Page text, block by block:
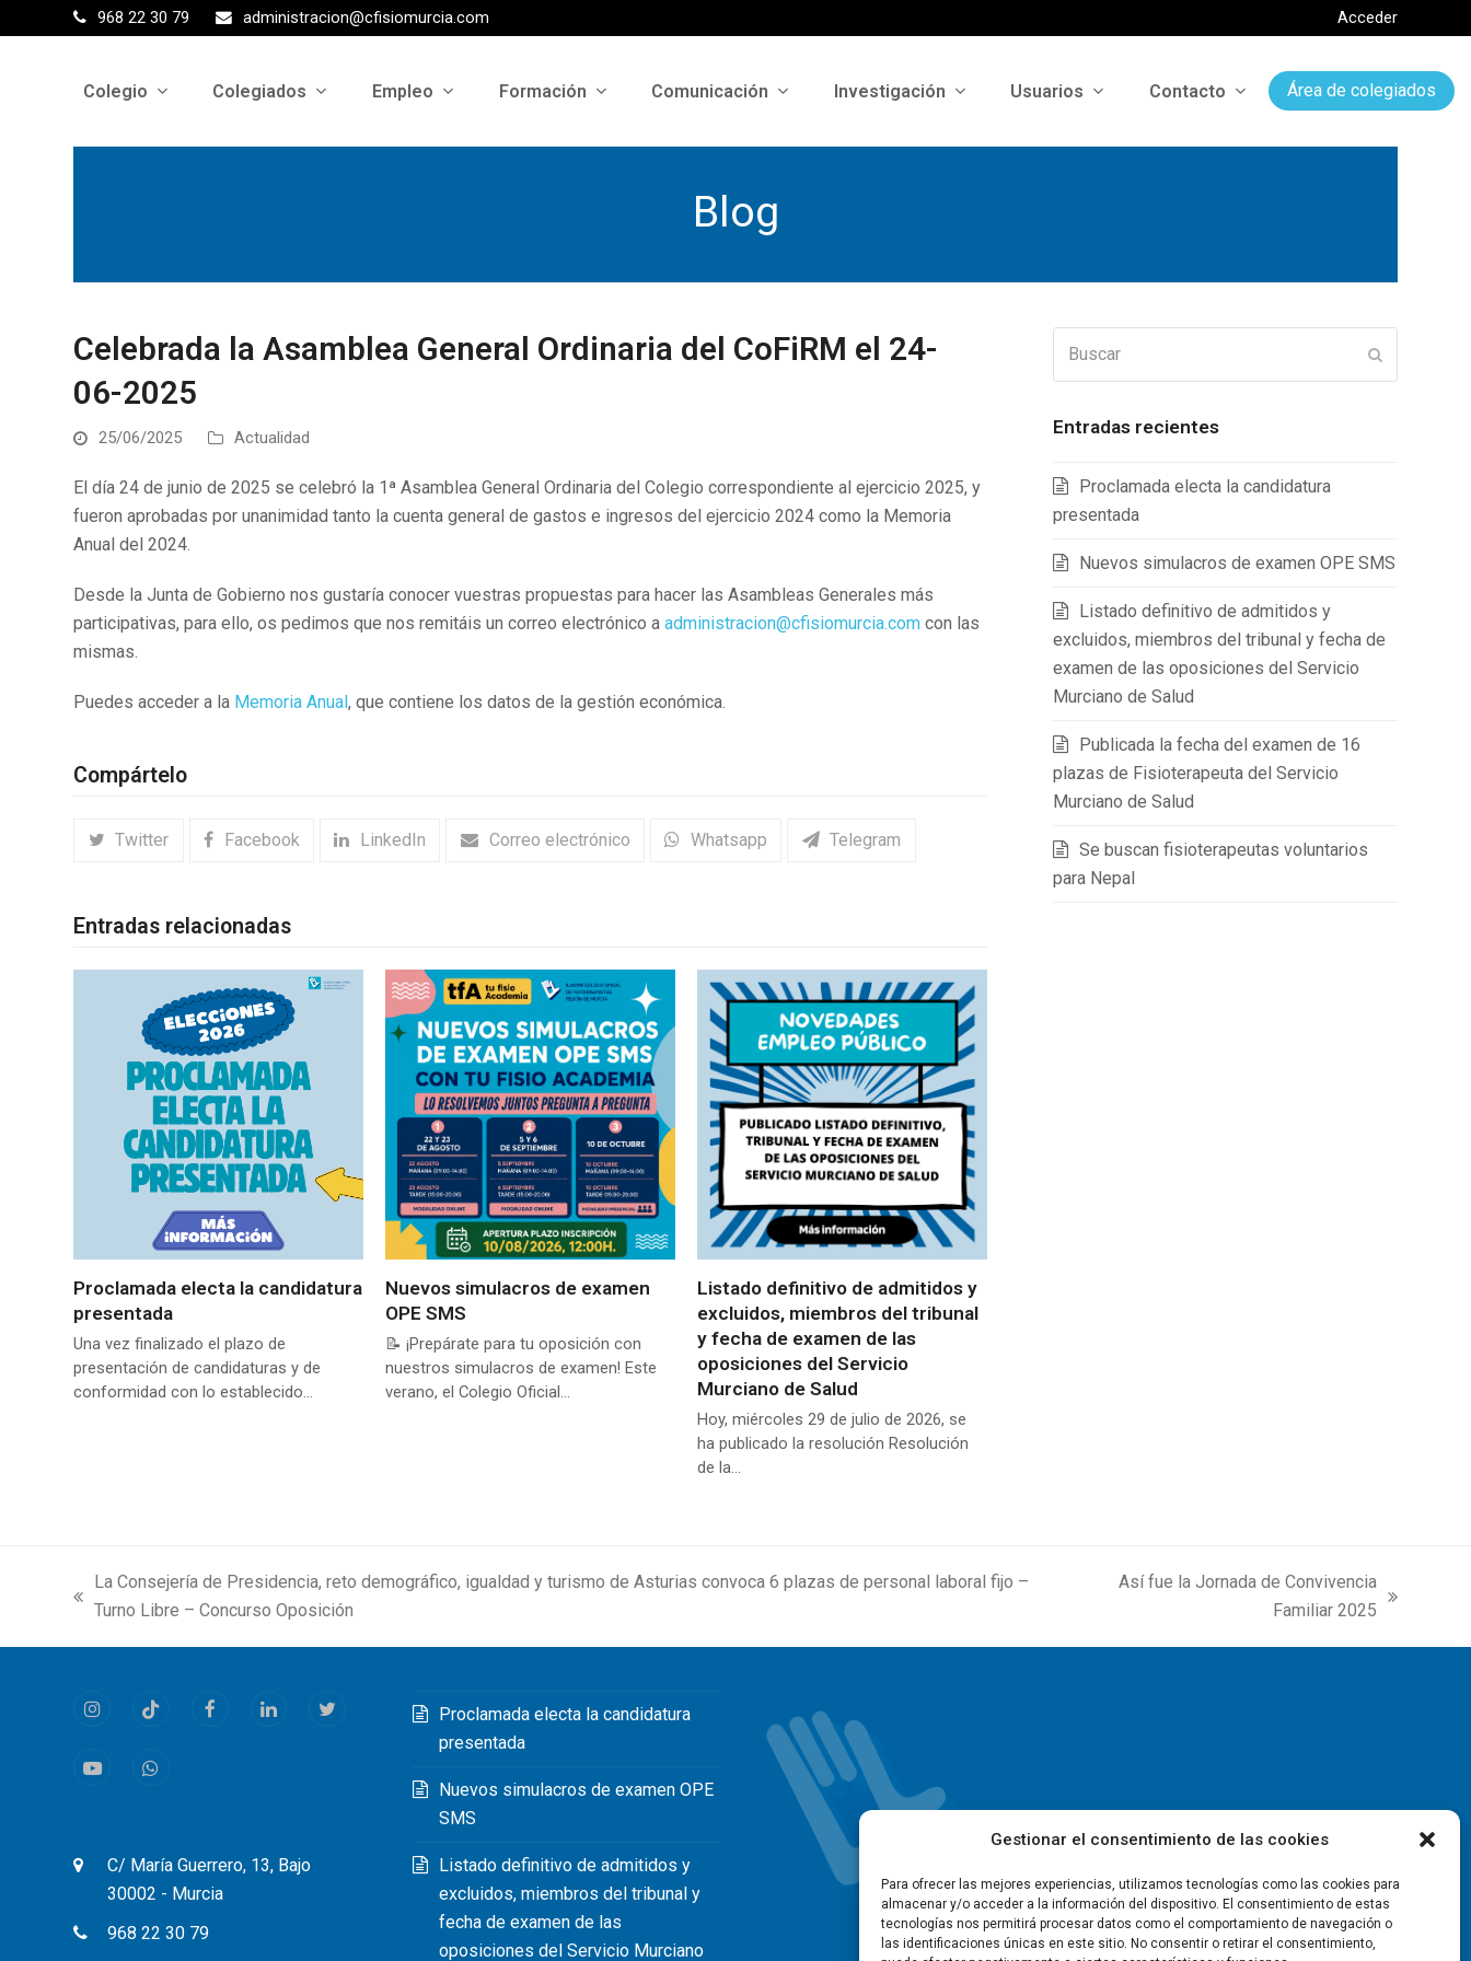
Gestionar el consentimiento de las cookies
Para ofrecer las mejores experiencias, utilizamos tecnologías como las cookies para
almacenar y/o acceder a la información del dispositivo. El consentimiento de estas
tecnologías nos permitirá procesar datos como el comportamiento de navegación o
las identificaciones únicas en este sitio. No consentir o retirar el consentimiento,
968 22 30 79 administracion@cfisiomurcia.com Acceder
Colegio Colegiados Empleo Formación Comunicación Investigación Usuarios Contacto Área de colegiados
Blog
Celebrada la Asamblea General Ordinaria del CoFiRM el 24-
06-2025
25/06/2025 Actualidad
El día 24 de junio de 2025 se celebró la 1ª Asamblea General Ordinaria del Colegio correspondiente al ejercicio 2025, y
fueron aprobadas por unanimidad tanto la cuenta general de gastos e ingresos del ejercicio 2024 como la Memoria
Anual del 2024.
Desde la Junta de Gobierno nos gustaría conocer vuestras propuestas para hacer las Asambleas Generales más
participativas, para ello, os pedimos que nos remitáis un correo electrónico aadministracion@cfisiomurcia.com con las
mismas.
Puedes acceder a la Memoria Anual, que contiene los datos de la gestión económica.
Compártelo
Twitter Facebook LinkedIn Correo electrónico Whatsapp Telegram
Entradas relacionadas
Proclamada electa la candidatura
presentada
Una vez finalizado el plazo de
presentación de candidaturas y de
conformidad con lo establecido…
Nuevos simulacros de examen
OPE SMS
📝 ¡Prepárate para tu oposición con
nuestros simulacros de examen! Este
verano, el Colegio Oficial…
Listado definitivo de admitidos y
excluidos, miembros del tribunal
y fecha de examen de las
oposiciones del Servicio
Murciano de Salud
Hoy, miércoles 29 de julio de 2026, se
ha publicado la resolución Resolución
de la…
Entradas recientes
Proclamada electa la candidatura
presentada
Nuevos simulacros de examen OPE SMS
Listado definitivo de admitidos y
excluidos, miembros del tribunal y fecha de
examen de las oposiciones del Servicio
Murciano de Salud
Publicada la fecha del examen de 16
plazas de Fisioterapeuta del Servicio
Murciano de Salud
Se buscan fisioterapeutas voluntarios
para Nepal
previous
La Consejería de Presidencia, reto demográfico, igualdad y turismo de Asturias convoca 6 plazas de personal laboral fijo –
Turno Libre – Concurso Oposición
Así fue la Jornada de Convivencia
Familiar 2025
InstagramTiktok FacebookLinkedInTwitter
YoutubeWhatsapp
C/ María Guerrero, 13, Bajo
30002 - Murcia
968 22 30 79
Proclamada electa la candidatura
presentada
Nuevos simulacros de examen OPE
SMS
Listado definitivo de admitidos y
excluidos, miembros del tribunal y
fecha de examen de las
oposiciones del Servicio Murciano